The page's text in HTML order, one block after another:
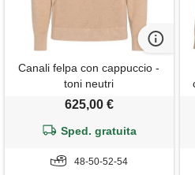
Canali felpa con cappuccio -
toni neutri
625,00 €
Sped. gratuita
48-50-52-54